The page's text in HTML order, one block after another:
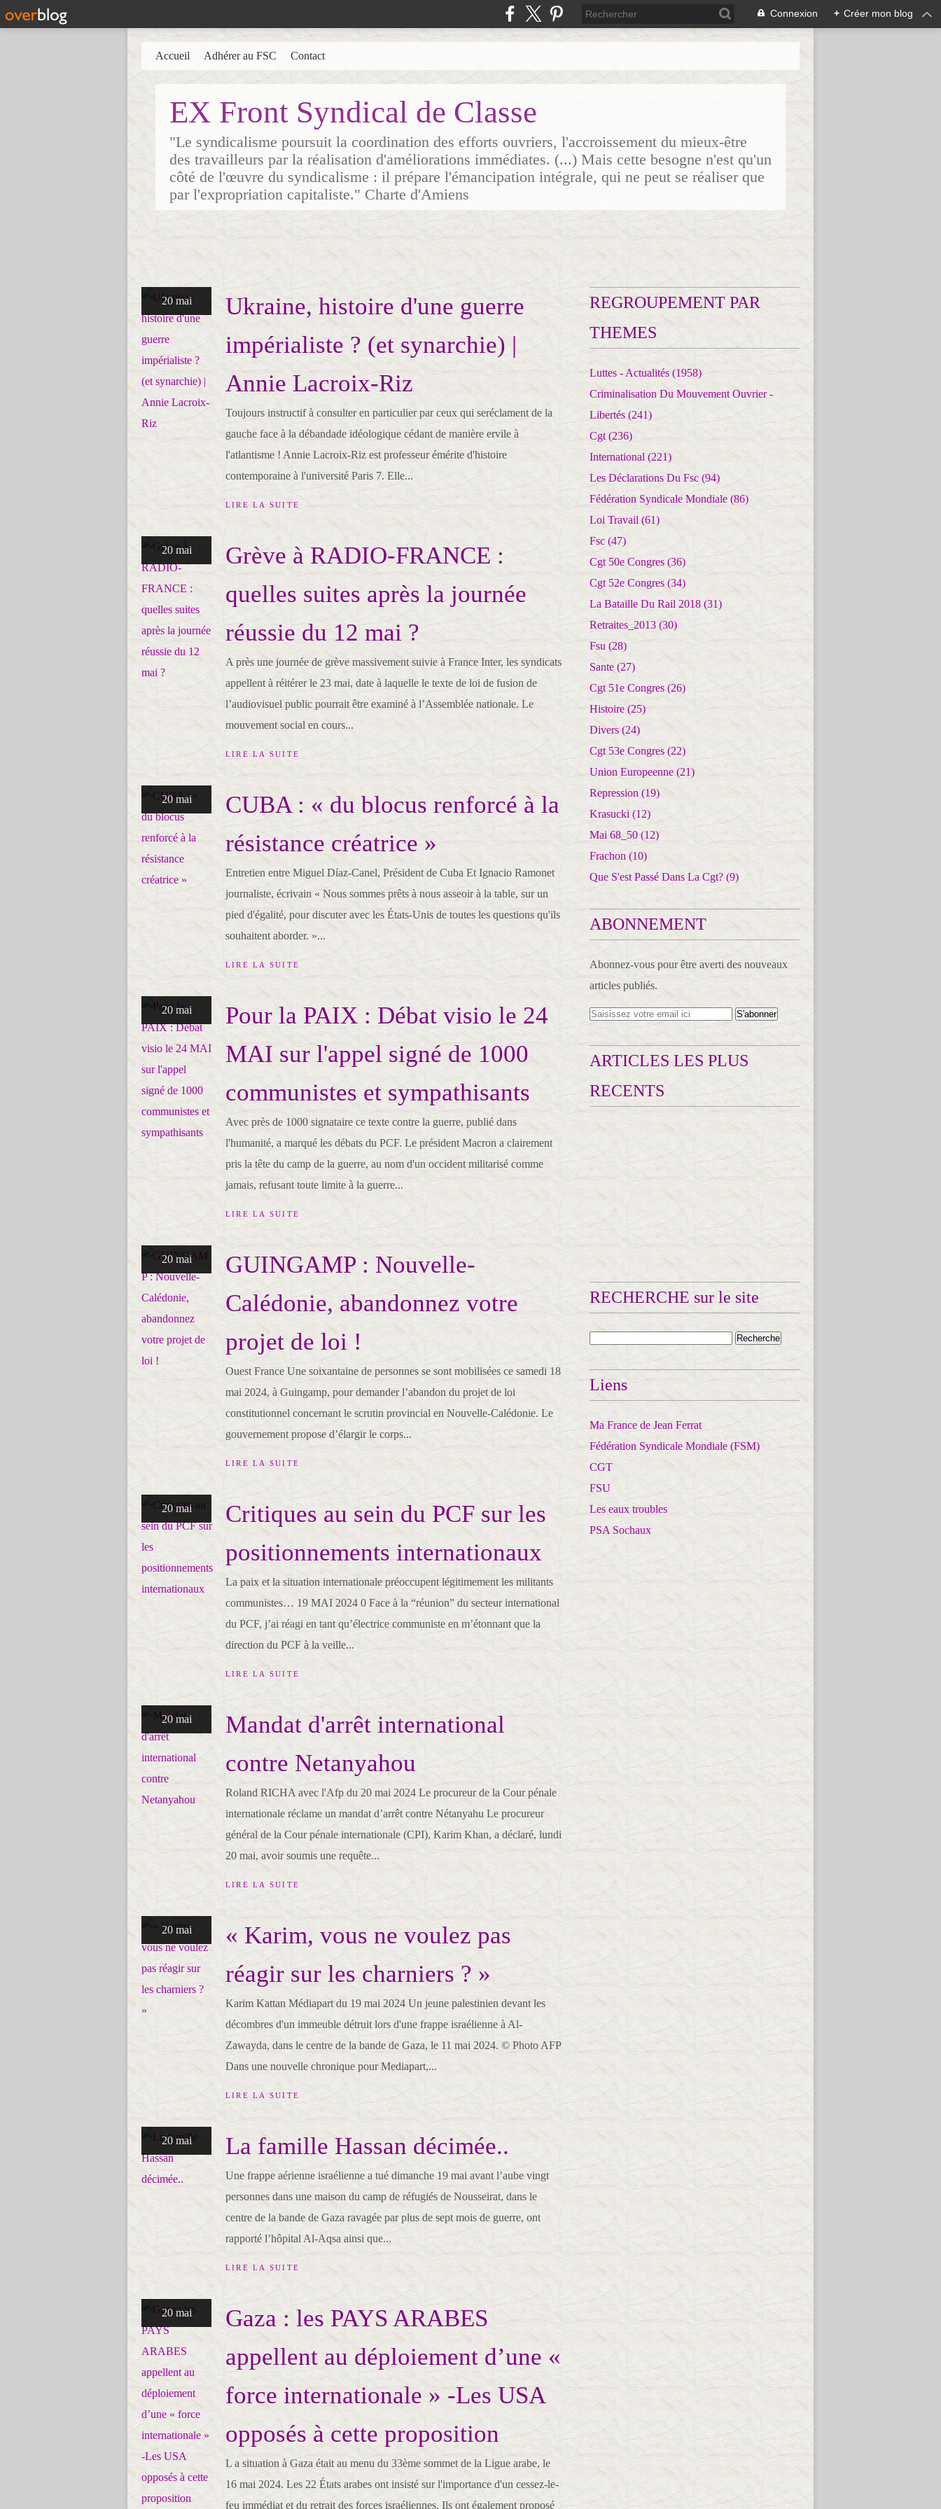
Connexion + Créer mon blog
EX Front Syndical de Classe
"Le syndicalisme poursuit la coordination des efforts ouvriers, l'accroissement du mieux-être
des travailleurs par la réalisation d'améliorations immédiates. (...) Mais cette besogne n'est qu'un
côté de l'œuvre du syndicalisme : il prépare l'émancipation intégrale, qui ne peut se réaliser que
par l'expropriation capitaliste." Charte d'Amiens
Accueil Adhérer au FSC Contact
20 mai
Ukraine, histoire d'une guerre
impérialiste ? (et synarchie) |
Annie Lacroix-Riz
Toujours instructif à consulter en particulier par ceux qui seréclament de la
gauche face à la débandade idéologique cédant de manière ervile à
l'atlantisme ! Annie Lacroix-Riz est professeur émérite d'histoire
contemporaine à l'université Paris 7. Elle...
LIRE LA SUITE
20 mai
Grève à RADIO-FRANCE :
quelles suites après la journée
réussie du 12 mai ?
A près une journée de grève massivement suivie à France Inter, les syndicats
appellent à réitérer le 23 mai, date à laquelle le texte de loi de fusion de
l’audiovisuel public pourrait être examiné à l’Assemblée nationale. Le
mouvement social en cours...
LIRE LA SUITE
20 mai
CUBA : « du blocus renforcé à la
résistance créatrice »
Entretien entre Miguel Díaz-Canel, Président de Cuba Et Ignacio Ramonet
journaliste, écrivain « Nous sommes prêts à nous asseoir à la table, sur un
pied d'égalité, pour discuter avec les États-Unis de toutes les questions qu'ils
souhaitent aborder. »...
LIRE LA SUITE
20 mai
Pour la PAIX : Débat visio le 24
MAI sur l'appel signé de 1000
communistes et sympathisants
Avec près de 1000 signataire ce texte contre la guerre, publié dans
l'humanité, a marqué les débats du PCF. Le président Macron a clairement
pris la tête du camp de la guerre, au nom d'un occident militarisé comme
jamais, refusant toute limite à la guerre...
LIRE LA SUITE
20 mai
GUINGAMP : Nouvelle-
Calédonie, abandonnez votre
projet de loi !
Ouest France Une soixantaine de personnes se sont mobilisées ce samedi 18
mai 2024, à Guingamp, pour demander l’abandon du projet de loi
constitutionnel concernant le scrutin provincial en Nouvelle-Calédonie. Le
gouvernement propose d’élargir le corps...
LIRE LA SUITE
20 mai
Critiques au sein du PCF sur les
positionnements internationaux
La paix et la situation internationale préoccupent légitimement les militants
communistes… 19 MAI 2024 0 Face à la “réunion” du secteur international
du PCF, j’ai réagi en tant qu’électrice communiste en m’étonnant que la
direction du PCF à la veille...
LIRE LA SUITE
20 mai
Mandat d'arrêt international
contre Netanyahou
Roland RICHA avec l'Afp du 20 mai 2024 Le procureur de la Cour pénale
internationale réclame un mandat d’arrêt contre Nétanyahu Le procureur
général de la Cour pénale internationale (CPI), Karim Khan, a déclaré, lundi
20 mai, avoir soumis une requête...
LIRE LA SUITE
20 mai
« Karim, vous ne voulez pas
réagir sur les charniers ? »
Karim Kattan Médiapart du 19 mai 2024 Un jeune palestinien devant les
décombres d'un immeuble détruit lors d'une frappe israélienne à Al-
Zawayda, dans le centre de la bande de Gaza, le 11 mai 2024. © Photo AFP
Dans une nouvelle chronique pour Mediapart,...
LIRE LA SUITE
20 mai La famille Hassan décimée..
Une frappe aérienne israélienne a tué dimanche 19 mai avant l’aube vingt
personnes dans une maison du camp de réfugiés de Nousseirat, dans le
centre de la bande de Gaza ravagée par plus de sept mois de guerre, ont
rapporté l’hôpital Al-Aqsa ainsi que...
LIRE LA SUITE
20 mai
Gaza : les PAYS ARABES
appellent au déploiement d’une «
force internationale » -Les USA
opposés à cette proposition
L a situation à Gaza était au menu du 33ème sommet de la Ligue arabe, le
16 mai 2024. Les 22 États arabes ont insisté sur l'importance d'un cessez-le-
feu immédiat et du retrait des forces israéliennes. Ils ont également proposé
REGROUPEMENT PAR
THEMES
Luttes - Actualités (1958)
Criminalisation Du Mouvement Ouvrier -
Libertés (241)
Cgt (236)
International (221)
Les Déclarations Du Fsc (94)
Fédération Syndicale Mondiale (86)
Loi Travail (61)
Fsc (47)
Cgt 50e Congres (36)
Cgt 52e Congres (34)
La Bataille Du Rail 2018 (31)
Retraites_2013 (30)
Fsu (28)
Sante (27)
Cgt 51e Congres (26)
Histoire (25)
Divers (24)
Cgt 53e Congres (22)
Union Europeenne (21)
Repression (19)
Krasucki (12)
Mai 68_50 (12)
Frachon (10)
Que S'est Passé Dans La Cgt? (9)
ABONNEMENT
Abonnez-vous pour être averti des nouveaux
articles publiés.
ARTICLES LES PLUS
RECENTS
RECHERCHE sur le site
Liens
Ma France de Jean Ferrat
Fédération Syndicale Mondiale (FSM)
CGT
FSU
Les eaux troubles
PSA Sochaux